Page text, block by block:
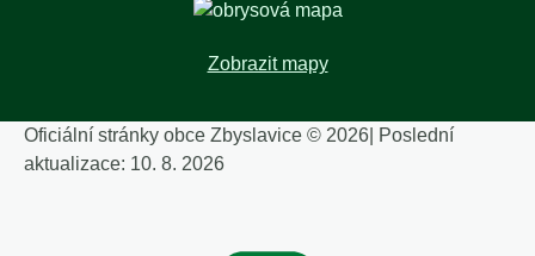
Zobrazit mapy
Oficiální stránky obce Zbyslavice © 2026 Poslední
aktualizace: 10. 8. 2026